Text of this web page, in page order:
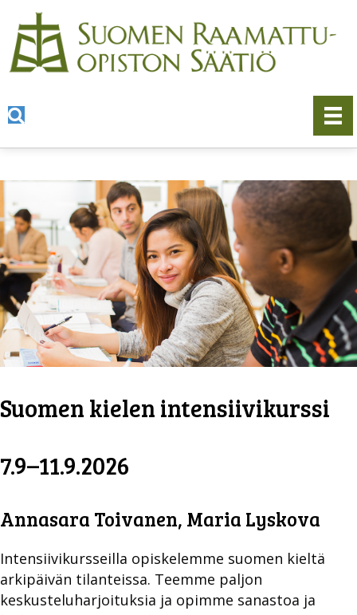
Suomen kielen intensiivikurssi
7.9–11.9.2026
Annasara Toivanen, Maria Lyskova
Intensiivikursseilla opiskelemme suomen kieltä
arkipäivän tilanteissa. Teemme paljon
keskusteluharjoituksia ja opimme sanastoa ja